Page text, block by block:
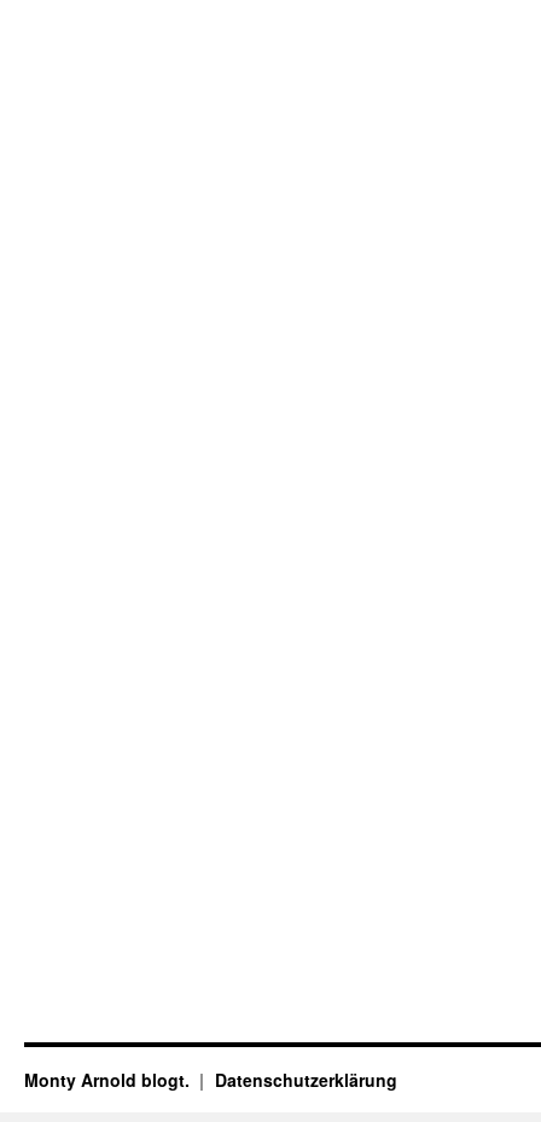
Monty Arnold blogt. Datenschutz­erklärung